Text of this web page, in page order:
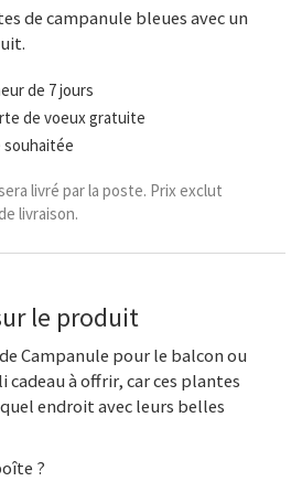
de campanule bleues avec un
de 7 jours
de voeux gratuite
souhaitée
livré par la poste. Prix exclut
livraison.
le produit
Campanule pour le balcon ou
cadeau à offrir, car ces plantes
endroit avec leurs belles
?